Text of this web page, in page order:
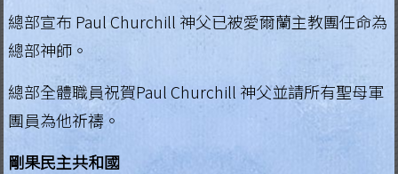
n
o
f
M
a
總部宣布 Paul Churchill 神父已被愛爾蘭主教團任命為
總部神師。
總部全體職員祝賀Paul Churchill 神父並請所有聖母軍
團員為他祈禱。
剛果民主共和國